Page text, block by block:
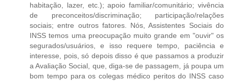
habitação, lazer, etc.); apoio familiar/comunitário; vivência
de preconceitos/discriminação; participação/relações
sociais; entre outros fatores. Nós, Assistentes Sociais do
INSS temos uma preocupação muito grande em "ouvir" os
segurados/usuários, e isso requere tempo, paciência e
interesse, pois, só depois disso é que passamos a produzir
a Avaliação Social, que, diga-se de passagem, já poupa um
bom tempo para os colegas médico peritos do INSS caso